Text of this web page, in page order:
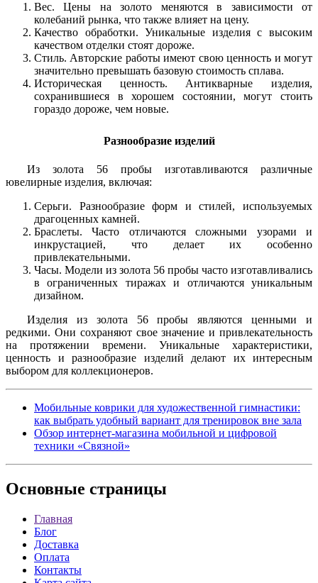
Вес. Цены на золото меняются в зависимости от
колебаний рынка, что также влияет на цену.
Качество обработки. Уникальные изделия с высоким
качеством отделки стоят дороже.
Стиль. Авторские работы имеют свою ценность и могут
значительно превышать базовую стоимость сплава.
Историческая ценность. Антикварные изделия,
сохранившиеся в хорошем состоянии, могут стоить
гораздо дороже, чем новые.
Разнообразие изделий
Из золота 56 пробы изготавливаются различные
ювелирные изделия, включая:
Серьги. Разнообразие форм и стилей, используемых
драгоценных камней.
Браслеты. Часто отличаются сложными узорами и
инкрустацией, что делает их особенно
привлекательными.
Часы. Модели из золота 56 пробы часто изготавливались
в ограниченных тиражах и отличаются уникальным
дизайном.
Изделия из золота 56 пробы являются ценными и
редкими. Они сохраняют свое значение и привлекательность
на протяжении времени. Уникальные характеристики,
ценность и разнообразие изделий делают их интересным
выбором для коллекционеров.
Мобильные коврики для художественной гимнастики:
как выбрать удобный вариант для тренировок вне зала
Обзор интернет-магазина мобильной и цифровой
техники «Связной»
Основные страницы
Главная
Блог
Доставка
Оплата
Контакты